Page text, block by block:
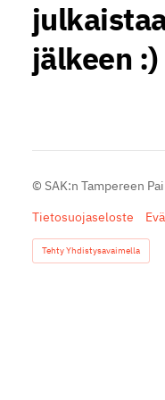
jälkeen :)
© SAK:n Tampereen
Tietosuojaseloste
Tehty Yhdistysavaimella